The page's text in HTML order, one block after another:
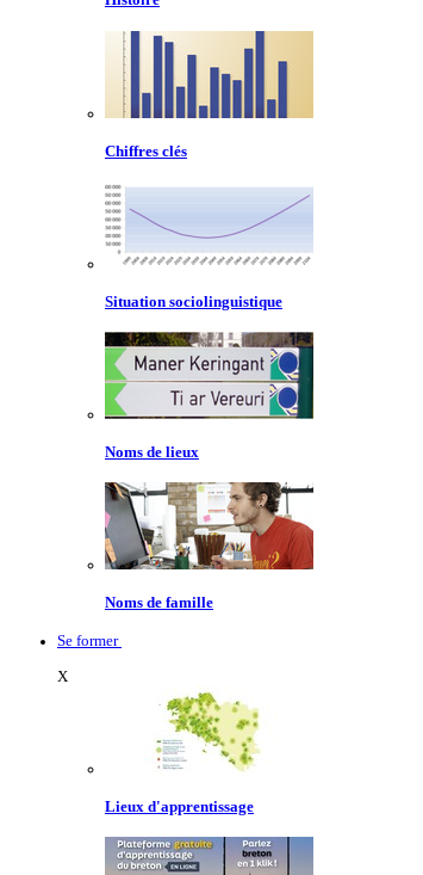
Chiffres clés
Situation sociolinguistique
Noms de lieux
Noms de famille
Se former
X
Lieux d'apprentissage